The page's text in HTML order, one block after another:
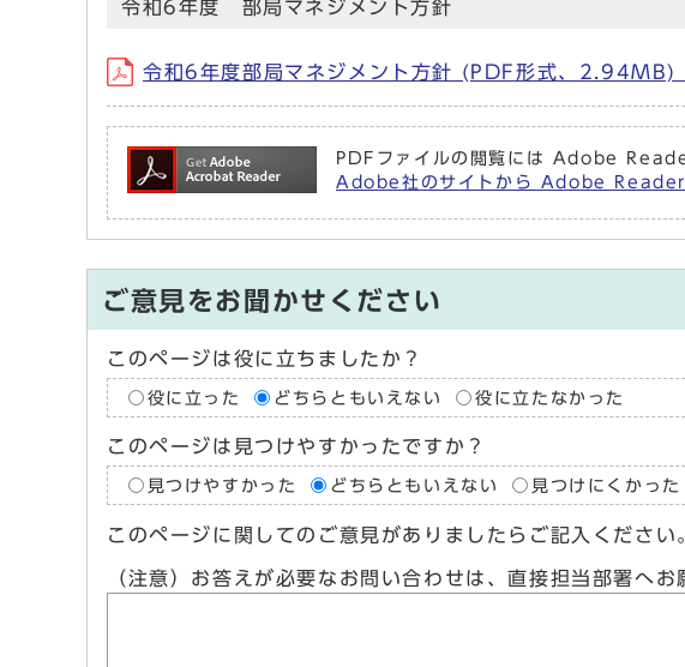
令和6年度 部局マネジメント方針
令和6年度部局マネジメント方針 (PDF形式、2.94MB)
PDFファイルの閲覧には Adobe
Adobe社のサイトから Adobe Reader
ご意見をお聞かせください
このページは役に立ちましたか？
役に立った どちらともいえない 役に立たなかった
このページは見つけやすかったですか？
見つけやすかった どちらともいえない 見つけにくかった
このページに関してのご意見がありましたらご記入ください
（注意）お答えが必要なお問い合わせは、直接担当部署へ